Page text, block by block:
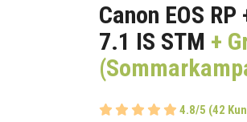
Canon EOS
7.1 IS STM +
4.8/5 (42